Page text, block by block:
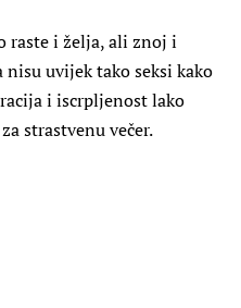
raste i želja, ali znoj i
uvijek tako seksi kako
i iscrpljenost lako
strastvenu večer.